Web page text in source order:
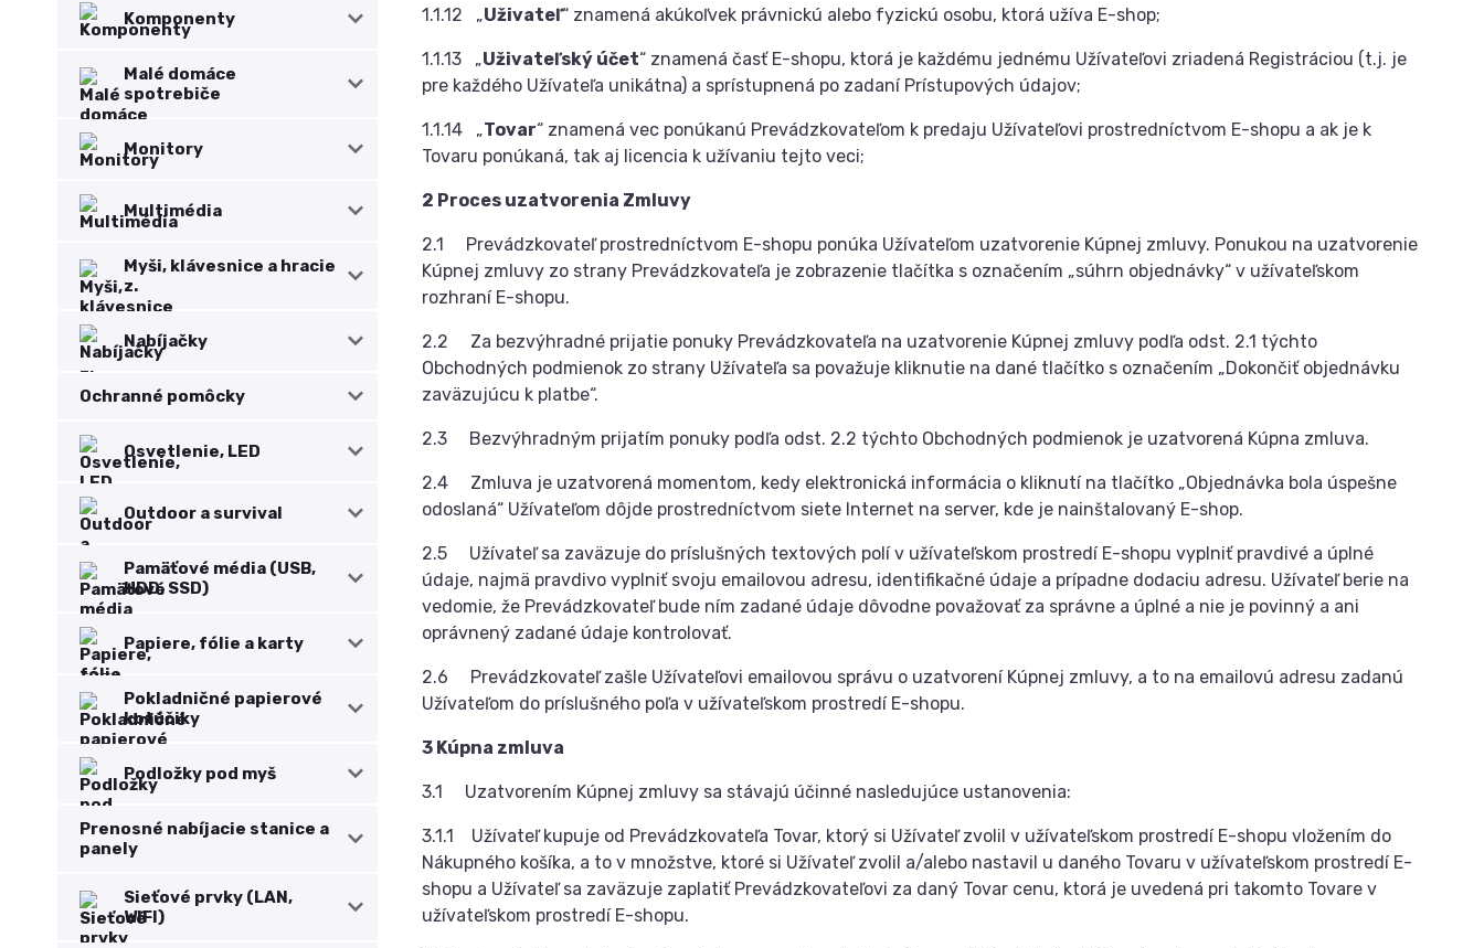
Komponenty
Malé domáce
spotrebiče
Monitory
Multimédia
Myši, klávesnice a hracie
z.
Nabíjačky
Ochranné pomôcky
Osvetlenie, LED
Outdoor a survival
Pamäťové média (USB,
HDD, SSD)
Papiere, fólie a karty
Pokladničné papierové
kotúčiky
Podložky pod myš
Prenosné nabíjacie stanice a
panely
Sieťové prvky (LAN,
WIFI)
1.1.12 „Uživateľ“ znamená akúkoľvek právnickú alebo fyzickú osobu, ktorá užíva E-shop;
1.1.13 „Uživateľský účet“ znamená časť E-shopu, ktorá je každému jednému Užívateľovi zriadená Registráciou (t.j. je
pre každého Užívateľa unikátna) a sprístupnená po zadaní Prístupových údajov;
1.1.14 „Tovar“ znamená vec ponúkanú Prevádzkovateľom k predaju Užívateľovi prostredníctvom E-shopu a ak je k
Tovaru ponúkaná, tak aj licencia k užívaniu tejto veci;
2 Proces uzatvorenia Zmluvy
2.1 Prevádzkovateľ prostredníctvom E-shopu ponúka Užívateľom uzatvorenie Kúpnej zmluvy. Ponukou na uzatvorenie
Kúpnej zmluvy zo strany Prevádzkovateľa je zobrazenie tlačítka s označením „súhrn objednávky“ v užívateľskom
rozhraní E-shopu.
2.2 Za bezvýhradné prijatie ponuky Prevádzkovateľa na uzatvorenie Kúpnej zmluvy podľa odst. 2.1 týchto
Obchodných podmienok zo strany Užívateľa sa považuje kliknutie na dané tlačítko s označením „Dokončiť objednávku
zaväzujúcu k platbe“.
2.3 Bezvýhradným prijatím ponuky podľa odst. 2.2 týchto Obchodných podmienok je uzatvorená Kúpna zmluva.
2.4 Zmluva je uzatvorená momentom, kedy elektronická informácia o kliknutí na tlačítko „Objednávka bola úspešne
odoslaná“ Užívateľom dôjde prostredníctvom siete Internet na server, kde je nainštalovaný E-shop.
2.5 Užívateľ sa zaväzuje do príslušných textových polí v užívateľskom prostredí E-shopu vyplniť pravdivé a úplné
údaje, najmä pravdivo vyplniť svoju emailovou adresu, identifikačné údaje a prípadne dodaciu adresu. Užívateľ berie na
vedomie, že Prevádzkovateľ bude ním zadané údaje dôvodne považovať za správne a úplné a nie je povinný a ani
oprávnený zadané údaje kontrolovať.
2.6 Prevádzkovateľ zašle Užívateľovi emailovou správu o uzatvorení Kúpnej zmluvy, a to na emailovú adresu zadanú
Užívateľom do príslušného poľa v užívateľskom prostredí E-shopu.
3 Kúpna zmluva
3.1 Uzatvorením Kúpnej zmluvy sa stávajú účinné nasledujúce ustanovenia:
3.1.1 Užívateľ kupuje od Prevádzkovateľa Tovar, ktorý si Užívateľ zvolil v užívateľskom prostredí E-shopu vložením do
Nákupného košíka, a to v množstve, ktoré si Užívateľ zvolil a/alebo nastavil u daného Tovaru v užívateľskom prostredí E-
shopu a Užívateľ sa zaväzuje zaplatiť Prevádzkovateľovi za daný Tovar cenu, ktorá je uvedená pri takomto Tovare v
užívateľskom prostredí E-shopu.